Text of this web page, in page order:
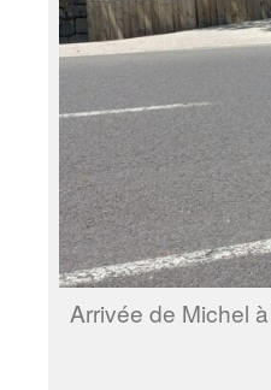
Arrivée de Michel